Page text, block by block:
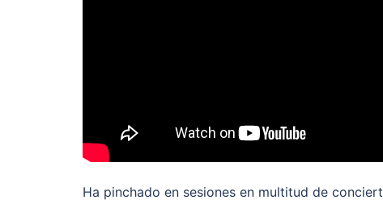
Ha pinchado en sesiones en multitud de